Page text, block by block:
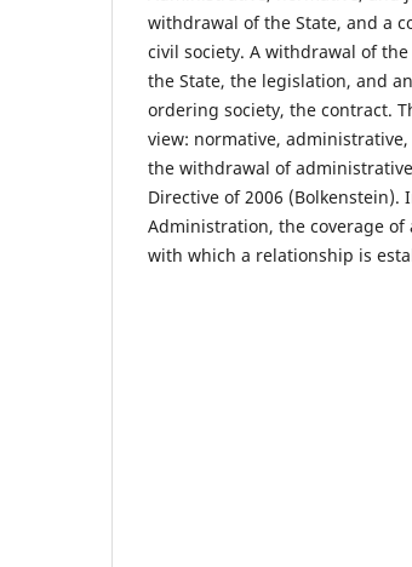
withdrawal of the State, and a
civil society. A withdrawal of
the State, the legislation, and
ordering society, the contract.
view: normative,
the withdrawal of
Directive of 2006
Administration, the coverage
with which a relationship is